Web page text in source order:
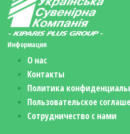
Информация
О нас
Контакты
Политика
Пользовательское
Сотрудничество с нами